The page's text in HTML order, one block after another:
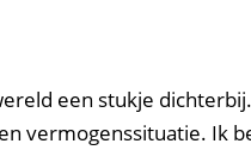
een stukje
vermogenssituatie. Ik